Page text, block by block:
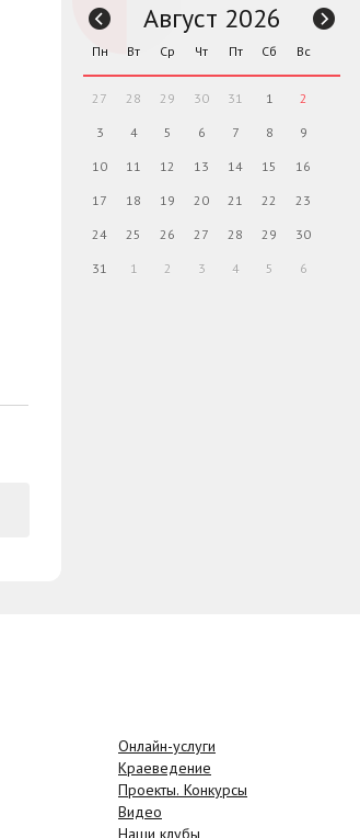
Август 2026
Пн Вт Ср Чт Пт Сб Вс
27 28 29 30 31 1 2
3 4 5 6 7 8 9
10 11 12 13 14 15 16
17 18 19 20 21 22 23
24 25 26 27 28 29 30
31 1 2 3 4 5 6
Онлайн-услуги
Краеведение
Проекты. Конкурсы
Видео
Наши клубы